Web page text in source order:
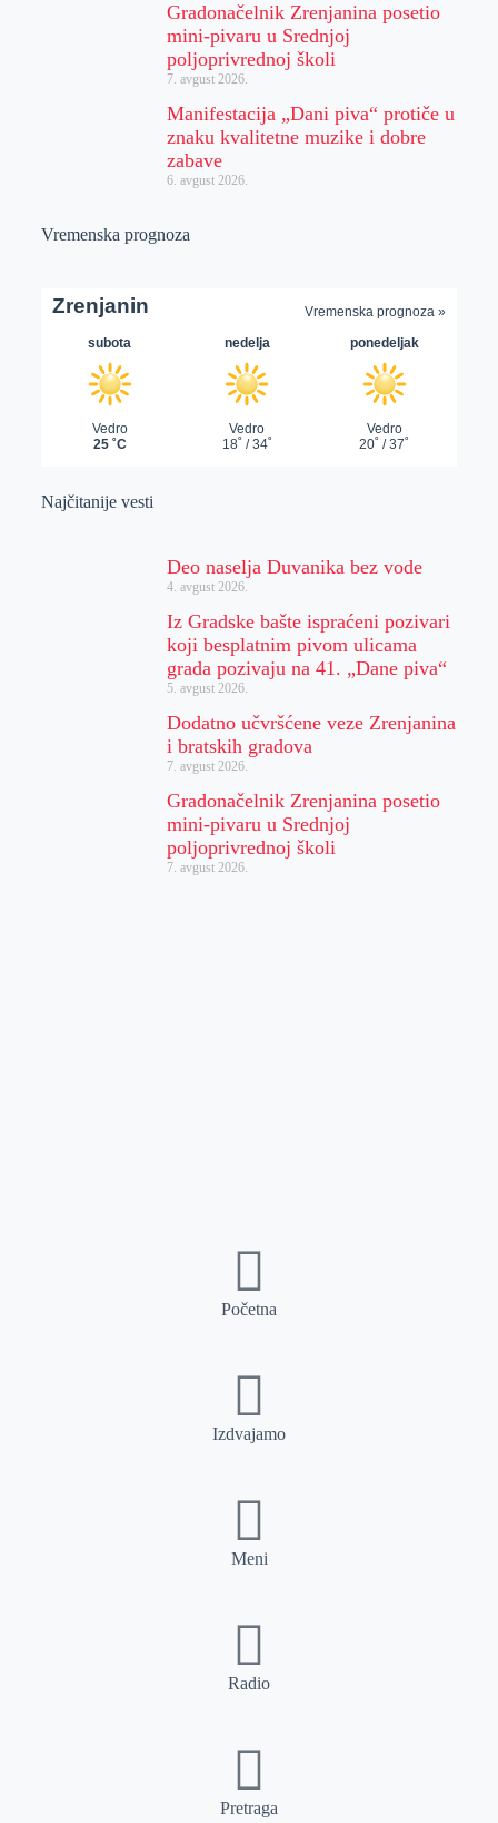
Gradonačelnik Zrenjanina posetio
mini-pivaru u Srednjoj
poljoprivrednoj školi
7. avgust 2026.
Manifestacija „Dani piva“ protiče u
znaku kvalitetne muzike i dobre
zabave
6. avgust 2026.
Vremenska prognoza
Najčitanije vesti
Deo naselja Duvanika bez vode
4. avgust 2026.
Iz Gradske bašte ispraćeni pozivari
koji besplatnim pivom ulicama
grada pozivaju na 41. „Dane piva“
5. avgust 2026.
Dodatno učvršćene veze Zrenjanina
i bratskih gradova
7. avgust 2026.
Gradonačelnik Zrenjanina posetio
mini-pivaru u Srednjoj
poljoprivrednoj školi
7. avgust 2026.
Početna
Izdvajamo
Meni
Radio
Pretraga